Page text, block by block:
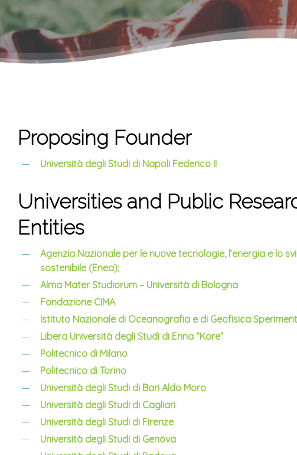
Proposing Founder
Università degli Studi di Napoli Federico II
Universities and Public
Entities
Agenzia Nazionale per le nuove tecnologie, l’energia e lo
sostenibile (Enea);
Alma Mater Studiorum – Università di Bologna
Fondazione CIMA
Istituto Nazionale di Oceanografia e di Geofisica
Libera Università degli Studi di Enna “Kore”
Politecnico di Milano
Politecnico di Torino
Università degli Studi di Bari Aldo Moro
Università degli Studi di Cagliari
Università degli Studi di Firenze
Università degli Studi di Genova